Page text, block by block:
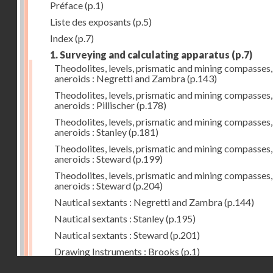
Préface(p.1)
Liste des exposants (p.5)
Index(p.7)
1. Surveying and calculating apparatus (p.7)
Theodolites, levels, prismatic and mining compasses,
aneroids : Negretti and Zambra(p.143)
Theodolites, levels, prismatic and mining compasses,
aneroids : Pillischer(p.178)
Theodolites, levels, prismatic and mining compasses,
aneroids : Stanley(p.181)
Theodolites, levels, prismatic and mining compasses,
aneroids : Steward(p.199)
Theodolites, levels, prismatic and mining compasses,
aneroids : Steward(p.204)
Nautical sextants : Negretti and Zambra(p.144)
Nautical sextants : Stanley(p.195)
Nautical sextants : Steward(p.201)
Drawing Instruments : Brooks (p.1)